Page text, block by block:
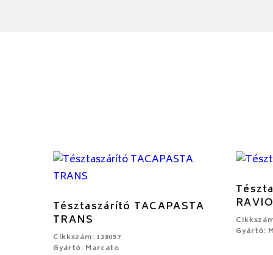
Tésztaszárító TACAPASTA
TRANS
Cikkszám: 128057
Gyártó: Marcato
Gyártó: